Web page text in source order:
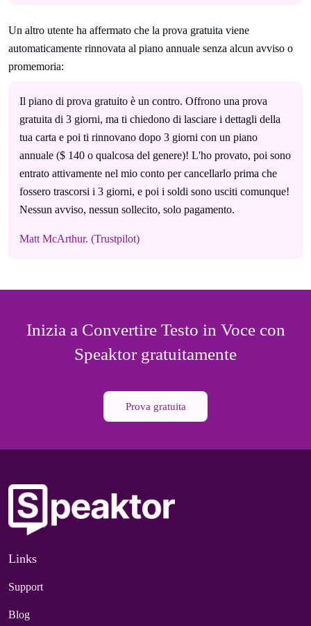
Un altro utente ha affermato che la prova gratuita viene
automaticamente rinnovata al piano annuale senza alcun avviso o
promemoria:
Il piano di prova gratuito è un contro. Offrono una prova
gratuita di 3 giorni, ma ti chiedono di lasciare i dettagli della
tua carta e poi ti rinnovano dopo 3 giorni con un piano
annuale ($ 140 o qualcosa del genere)! L'ho provato, poi sono
entrato attivamente nel mio conto per cancellarlo prima che
fossero trascorsi i 3 giorni, e poi i soldi sono usciti comunque!
Nessun avviso, nessun sollecito, solo pagamento.
Matt McArthur. (Trustpilot)
Inizia a Convertire Testo in Voce con
Speaktor gratuitamente
Prova gratuita
Links
Support
Blog